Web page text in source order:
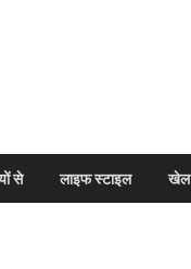
से लाइफ स्टाइल खेल